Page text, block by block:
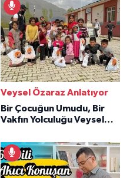
Veysel Özaraz Anlatıyor
Bir Çocuğun Umudu, Bir
Vakfın Yolculuğu Veysel